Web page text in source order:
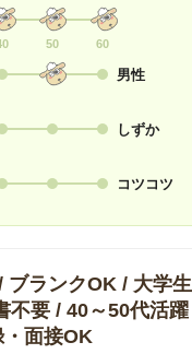
50 60
男性
しずか
コツコツ
ブランクOK / 大学生
不要 / 40～50代活躍
面接OK